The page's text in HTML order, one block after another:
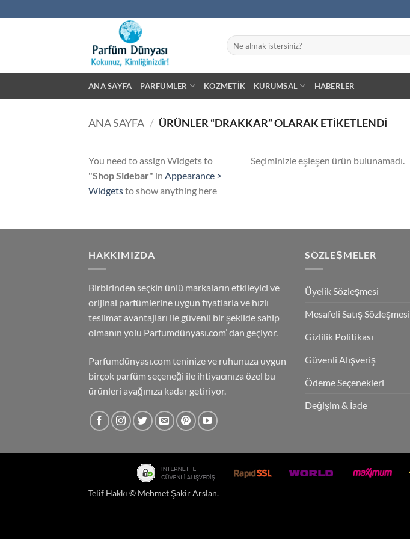
atla
Ara:
ANA SAYFA PARFÜMLER KOZMETIK KURUMSAL HABERLER
ANA SAYFA / ÜRÜNLER “DRAKKAR” OLARAK ETIKETLENDI
You need to assign Widgets to
"Shop Sidebar" in Appearance >
Widgetsto show anything here
Seçiminizle eşleşen ürün bulunamadı.
HAKKIMIZDA
Birbirinden seçkin ünlü markaların etkileyici ve
orijinal parfümlerine uygun fiyatlarla ve hızlı
teslimat avantajları ile güvenli bir şekilde sahip
olmanın yolu Parfumdünyası.com’ dan geçiyor.
Parfumdünyası.com teninize ve ruhunuza uygun
birçok parfüm seçeneği ile ihtiyacınıza özel bu
ürünleri ayağınıza kadar getiriyor.
SÖZLEŞMELER
Üyelik Sözleşmesi
Mesafeli Satış Sözleşmesi
Gizlilik Politikası
Güvenli Alışveriş
Ödeme Seçenekleri
Değişim & İade
Telif Hakkı © Mehmet Şakir Arslan.